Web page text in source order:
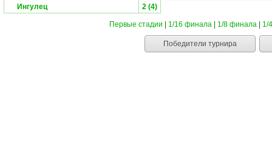
Ингулец
2 (4)
Первые стадии 1/16 финала| 1/8 финала| 1/
Победители турнира